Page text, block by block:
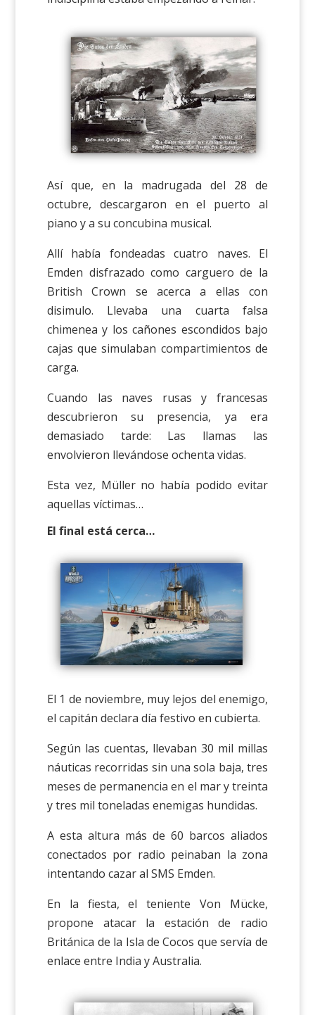
Así que, en la madrugada del 28 de
octubre, descargaron en el puerto al
piano y a su concubina musical.
Allí había fondeadas cuatro naves. El
Emden disfrazado como carguero de la
British Crown se acerca a ellas con
disimulo. Llevaba una cuarta falsa
chimenea y los cañones escondidos bajo
cajas que simulaban compartimientos de
carga.
Cuando las naves rusas y francesas
descubrieron su presencia, ya era
demasiado tarde: Las llamas las
envolvieron llevándose ochenta vidas.
Esta vez, Müller no había podido evitar
aquellas víctimas…
El final está cerca…
El 1 de noviembre, muy lejos del enemigo,
el capitán declara día festivo en cubierta.
Según las cuentas, llevaban 30 mil millas
náuticas recorridas sin una sola baja, tres
meses de permanencia en el mar y treinta
y tres mil toneladas enemigas hundidas.
A esta altura más de 60 barcos aliados
conectados por radio peinaban la zona
intentando cazar al SMS Emden.
En la fiesta, el teniente Von Mücke,
propone atacar la estación de radio
Británica de la Isla de Cocos que servía de
enlace entre India y Australia.